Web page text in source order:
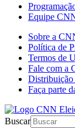
Equipe
Sobre a
Política de
Termos de
Fale com a
Distribuição
Faça parte
Buscar